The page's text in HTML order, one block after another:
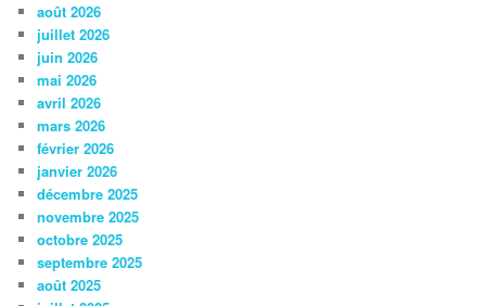
août 2026
juillet 2026
juin 2026
mai 2026
avril 2026
mars 2026
février 2026
janvier 2026
décembre 2025
novembre 2025
octobre 2025
septembre 2025
août 2025